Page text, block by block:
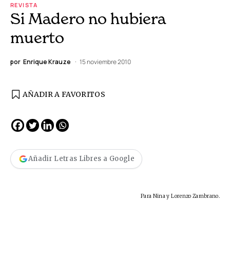
REVISTA
Si Madero no hubiera
muerto
por Enrique Krauze 15 noviembre 2010
AÑADIR A FAVORITOS
Añadir Letras Libres a Google
Para Nina y Lorenzo Zambrano.